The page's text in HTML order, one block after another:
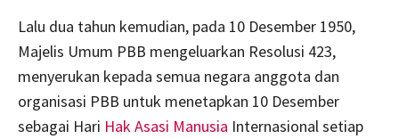
Lalu dua tahun kemudian, pada 10 Desember 1950,
Majelis Umum PBB mengeluarkan Resolusi 423,
menyerukan kepada semua negara anggota dan
organisasi PBB untuk menetapkan 10 Desember
sebagai Hari Hak Asasi Manusia Internasional setiap